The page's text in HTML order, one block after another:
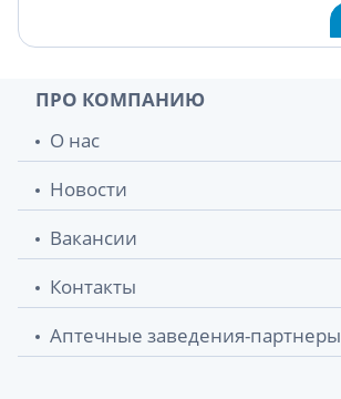
ПРО КОМПАНИЮ
О нас
Новости
Вакансии
Контакты
Аптечные заведения-партнеры